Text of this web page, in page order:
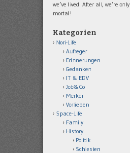
we’ve lived. After all, we’re only
mortal!
Kategorien
Nori-Life
Aufreger
Erinnerungen
Gedanken
IT & EDV
Job&Co
Merker
Vorlieben
Space-Life
Family
History
Politik
Schlesien